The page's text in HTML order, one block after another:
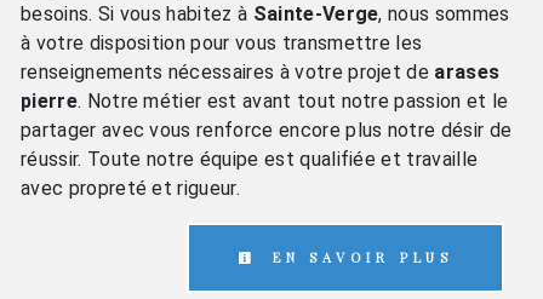
besoins. Si vous habitez à Sainte-Verge, nous sommes
à votre disposition pour vous transmettre les
renseignements nécessaires à votre projet de arases
pierre. Notre métier est avant tout notre passion et le
partager avec vous renforce encore plus notre désir de
réussir. Toute notre équipe est qualifiée et travaille
avec propreté et rigueur.
EN SAVOIR PLUS